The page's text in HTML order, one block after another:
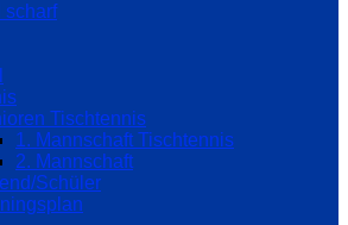
scharf
Tischtennis
1. Mannschaft Tischtennis
2. Mannschaft
Schüler